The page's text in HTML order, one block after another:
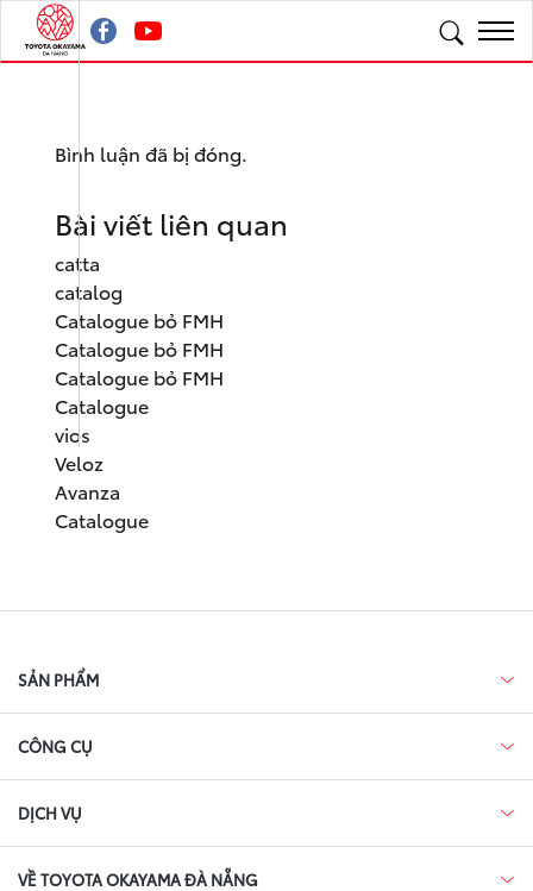
Bình luận đã bị đóng.
Bài viết liên quan
catta
catalog
Catalogue bỏ FMH
Catalogue bỏ FMH
Catalogue bỏ FMH
Catalogue
vios
Veloz
Avanza
Catalogue
SẢN PHẨM
CÔNG CỤ
DỊCH VỤ
VỀ TOYOTA OKAYAMA ĐÀ NẴNG